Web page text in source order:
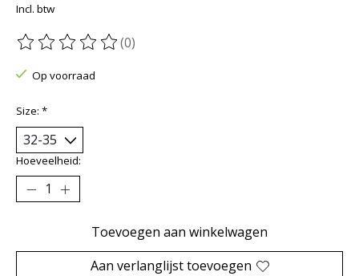
Incl. btw
De beoordeling van dit product is
(0)
Op voorraad
Size: *
Hoeveelheid:
Toevoegen aan winkelwagen
Aan verlanglijst toevoegen